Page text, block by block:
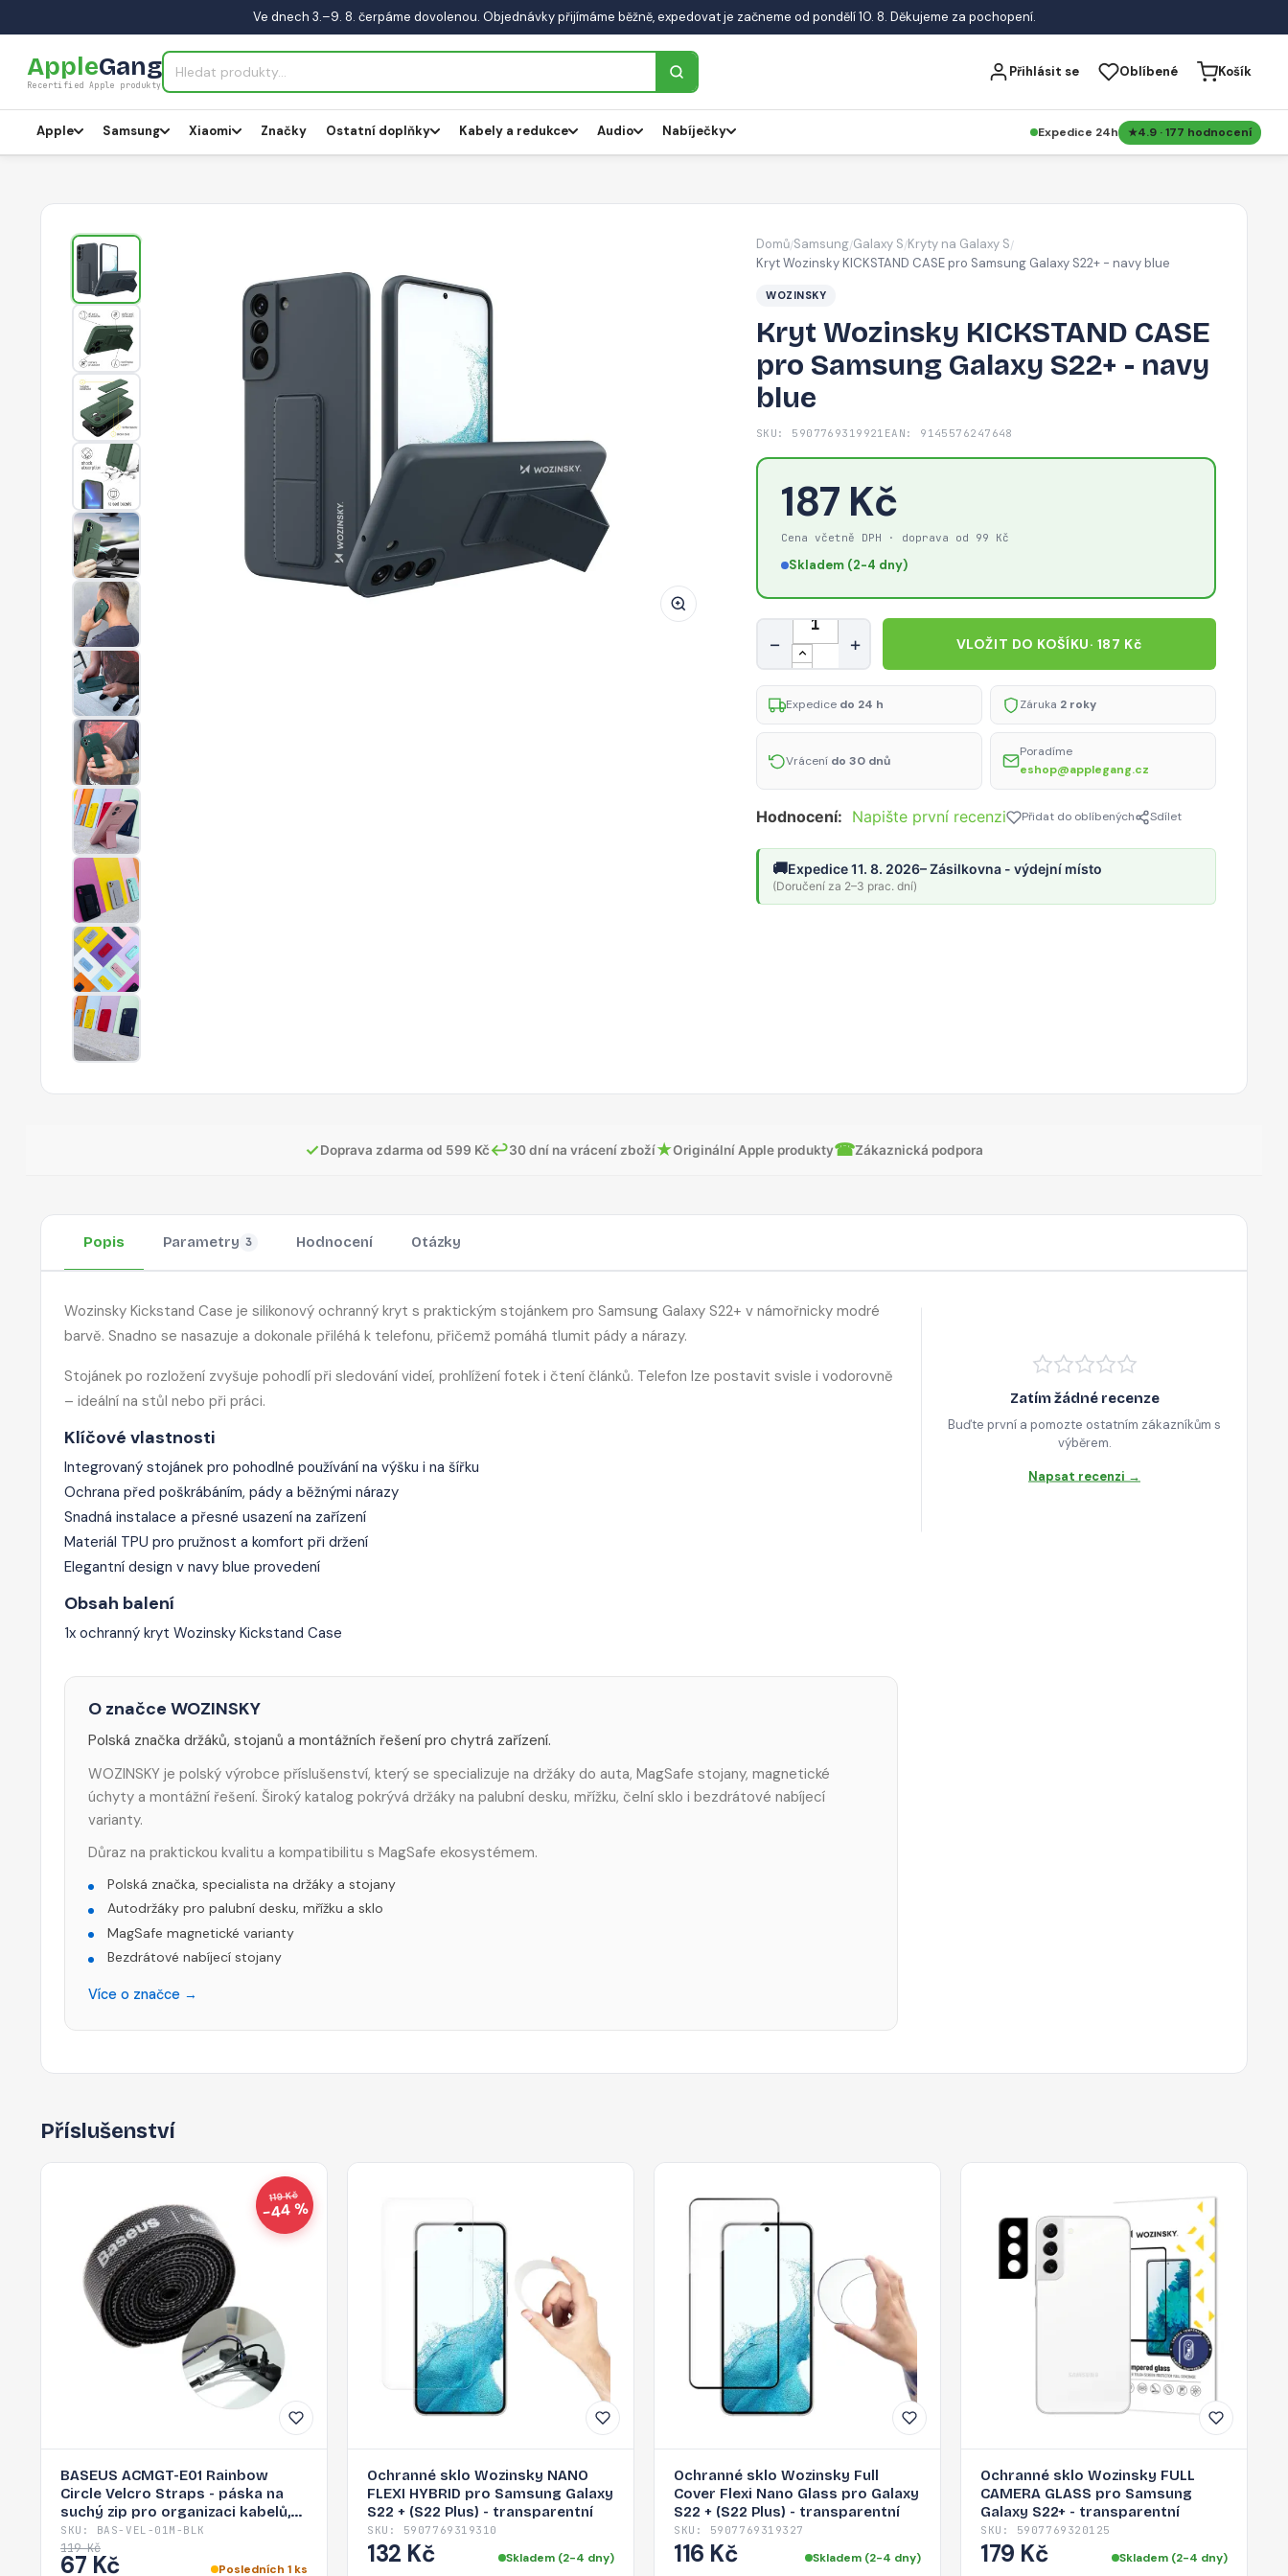
Ve dnech 3.–9. 8. čerpáme dovolenou. Objednávky přijímáme běžně, expedovat je začneme od pondělí 10. 8. Děkujeme za pochopení.
AppleGang
Recertified Apple produkty
Přihlásit se Oblíbené Košík
Apple Samsung Xiaomi Značky Ostatní doplňky Kabely a redukce Audio Nabíječky Expedice 24h 4.9 · 177 hodnocení
Kryt
KICKSTAND
Samsung
Galaxy
Domů/Samsung/Galaxy S/Kryty na Galaxy S/
Kryt Wozinsky KICKSTAND CASE pro Samsung Galaxy S22+ - navy blue
WOZINSKY
Kryt Wozinsky KICKSTAND CASE
pro Samsung Galaxy S22+ - navy
blue
SKU: 5907769319921 EAN: 9145576247648
187 Kč
Cena včetně DPH · doprava od 99 Kč
Skladem (2-4 dny)
Množství
− + VLOŽIT DO KOŠÍKU· 187 Kč
Expedice do 24 h Záruka 2 roky
Vrácení do 30 dnů
Poradíme
eshop@applegang.cz
Hodnocení: Napište první recenzi Přidat do oblíbených Sdílet
🚚Expedice 11. 8. 2026– Zásilkovna - výdejní místo
(Doručení za 2–3 prac. dní)
✓Doprava zdarma od 599 Kč↩30 dní na vrácení zboží★Originální Apple produkty☎Zákaznická podpora
Popis Parametry 3 Hodnocení Otázky
Wozinsky Kickstand Case je silikonový ochranný kryt s praktickým stojánkem pro Samsung Galaxy S22+ v námořnicky modré
barvě. Snadno se nasazuje a dokonale přiléhá k telefonu, přičemž pomáhá tlumit pády a nárazy.
Stojánek po rozložení zvyšuje pohodlí při sledování videí, prohlížení fotek i čtení článků. Telefon lze postavit svisle i vodorovně
– ideální na stůl nebo při práci.
Klíčové vlastnosti
Integrovaný stojánek pro pohodlné používání na výšku i na šířku
Ochrana před poškrábáním, pády a běžnými nárazy
Snadná instalace a přesné usazení na zařízení
Materiál TPU pro pružnost a komfort při držení
Elegantní design v navy blue provedení
Obsah balení
1x ochranný kryt Wozinsky Kickstand Case
O značce WOZINSKY
Polská značka držáků, stojanů a montážních řešení pro chytrá zařízení.
WOZINSKY je polský výrobce příslušenství, který se specializuje na držáky do auta, MagSafe stojany, magnetické
úchyty a montážní řešení. Široký katalog pokrývá držáky na palubní desku, mřížku, čelní sklo i bezdrátové nabíjecí
varianty.
Důraz na praktickou kvalitu a kompatibilitu s MagSafe ekosystémem.
Polská značka, specialista na držáky a stojany
Autodržáky pro palubní desku, mřížku a sklo
MagSafe magnetické varianty
Bezdrátové nabíjecí stojany
Více o značce →
Zatím žádné recenze
Buďte první a pomozte ostatním zákazníkům s
výběrem.
Napsat recenzi →
Příslušenství
119 Kč
−44 %
BASEUS ACMGT-E01 Rainbow
Circle Velcro Straps - páska na
suchý zip pro organizaci kabelů,
1m, černá
SKU: BAS-VEL-01M-BLK
119 Kč
67 Kč Posledních 1 ks
Ochranné sklo Wozinsky NANO
FLEXI HYBRID pro Samsung Galaxy
S22 + (S22 Plus) - transparentní
SKU: 5907769319310
132 Kč Skladem (2-4 dny)
Ochranné sklo Wozinsky Full
Cover Flexi Nano Glass pro Galaxy
S22 + (S22 Plus) - transparentní
SKU: 5907769319327
116 Kč Skladem (2-4 dny)
Ochranné sklo Wozinsky FULL
CAMERA GLASS pro Samsung
Galaxy S22+ - transparentní
SKU: 5907769320125
179 Kč Skladem (2-4 dny)